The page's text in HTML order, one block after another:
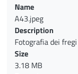
Name
A43.jpeg
Description
Fotografia dei
Size
3.18 MB